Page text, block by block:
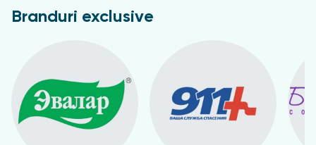
autenticitatea și siguranța spray-ului Teimurov.
Teimurov sau puteți comanda livrarea online,
economisind timp și energie.
Branduri exclusive